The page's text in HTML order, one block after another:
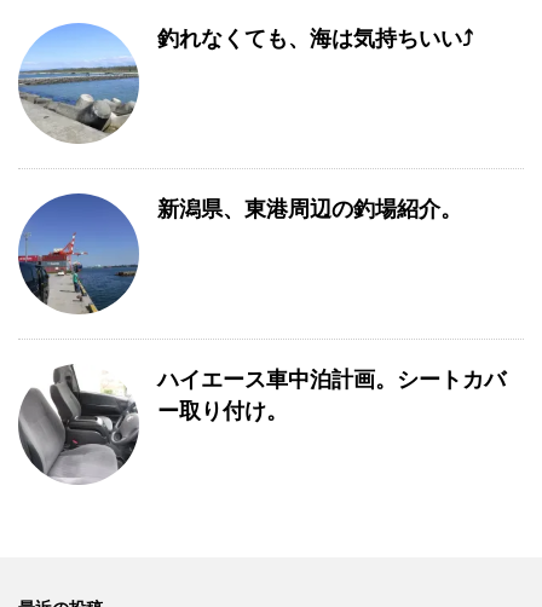
釣れなくても、海は気持ちいい⤴
新潟県、東港周辺の釣場紹介。
ハイエース車中泊計画。シートカバ
ー取り付け。